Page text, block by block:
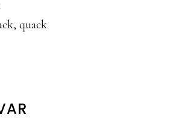
quack